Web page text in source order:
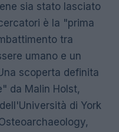
sia stato lasciato
è la "prima
tra
umano e un
scoperta definita
da Malin Holst,
di York